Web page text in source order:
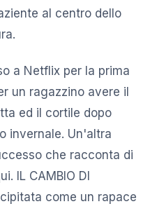
al centro dello
a Netflix per la prima
un ragazzino avere il
ed il cortile dopo
invernale. Un'altra
che racconta di
IL CAMBIO DI
come un rapace